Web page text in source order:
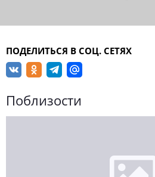
ПОДЕЛИТЬСЯ В СОЦ. СЕТЯХ
Поблизости